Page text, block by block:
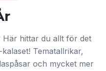
Här hittar du allt för det
Tematallrikar,
och mycket mer